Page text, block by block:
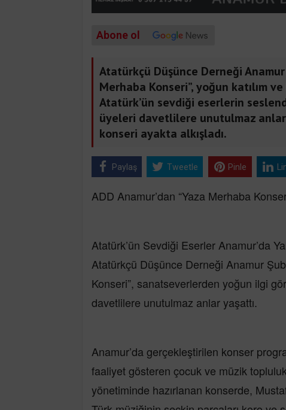
Abone ol
Atatürkçü Düşünce Derneği
Merhaba Konseri”, yoğun katılım
Atatürk’ün sevdiği eserlerin
üyeleri davetlilere unutulmaz
konseri ayakta alkışladı.
Paylaş Tweetle Pinle
ADD Anamur’dan “Yaza Merhaba
Atatürk’ün Sevdiği Eserler Anamur’da
Atatürkçü Düşünce Derneği Anamur
Konseri”, sanatseverlerden yoğun ilgi
davetlilere unutulmaz anlar yaşattı.
Anamur’da gerçekleştirilen konser
faaliyet gösteren çocuk ve müzik
yönetiminde hazırlanan konserde,